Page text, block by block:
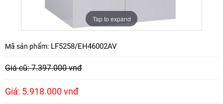
Tap to expand
Mã sản phẩm: LF5258/EH46002AV
Giá cũ: 7.397.000 vnđ
Giá: 5.918.000 vnđ